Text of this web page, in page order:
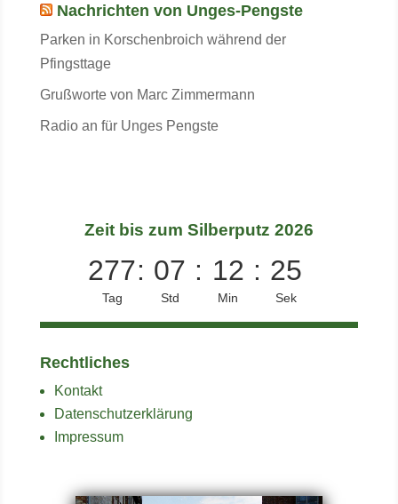
Nachrichten von Unges-Pengste
Parken in Korschenbroich während der
Pfingsttage
Grußworte von Marc Zimmermann
Radio an für Unges Pengste
Zeit bis zum Silberputz 2026
277
Tag
: 07
Std
: 12
Min
: 25
Sek
Rechtliches
Kontakt
Datenschutzerklärung
Impressum